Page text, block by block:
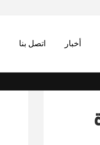
أخبار اتصل بنا